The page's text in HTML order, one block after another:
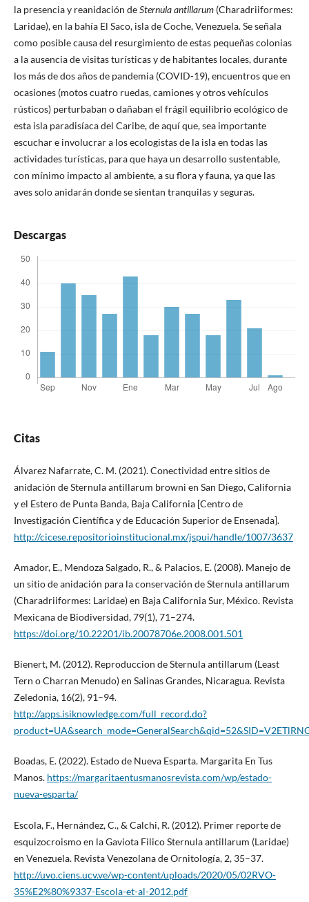
la presencia y reanidación deSternula antillarum(Charadriiformes:
Laridae), en la bahía El Saco, isla de Coche, Venezuela. Se señala
como posible causa del resurgimiento de estas pequeñas colonias
a la ausencia de visitas turísticas y de habitantes locales, durante
los más de dos años de pandemia (COVID-19), encuentros que en
ocasiones (motos cuatro ruedas, camiones y otros vehículos
rústicos) perturbaban o dañaban el frágil equilibrio ecológico de
esta isla paradisíaca del Caribe, de aquí que, sea importante
escuchar e involucrar a los ecologistas de la isla en todas las
actividades turísticas, para que haya un desarrollo sustentable,
con mínimo impacto al ambiente, a su flora y fauna, ya que las
aves solo anidarán donde se sientan tranquilas y seguras.
Descargas
Citas
Álvarez Nafarrate, C. M. (2021). Conectividad entre sitios de
anidación de Sternula antillarum browni en San Diego, California
y el Estero de Punta Banda, Baja California [Centro de
Investigación Científica y de Educación Superior de Ensenada].
http://cicese.repositorioinstitucional.mx/jspui/handle/1007/3637
Amador, E., Mendoza Salgado, R., & Palacios, E. (2008). Manejo de
un sitio de anidación para la conservación de Sternula antillarum
(Charadriiformes: Laridae) en Baja California Sur, México. Revista
Mexicana de Biodiversidad, 79(1), 71–274.
https://doi.org/10.22201/ib.20078706e.2008.001.501
Bienert, M. (2012). Reproduccion de Sternula antillarum (Least
Tern o Charran Menudo) en Salinas Grandes, Nicaragua. Revista
Zeledonia, 16(2), 91–94.
http://apps.isiknowledge.com/full_record.do?
Boadas, E. (2022). Estado de Nueva Esparta. Margarita En Tus
Manos. https://margaritaentusmanosrevista.com/wp/estado-
nueva-esparta/
Escola, F., Hernández, C., & Calchi, R. (2012). Primer reporte de
esquizocroismo en la Gaviota Filico Sternula antillarum (Laridae)
en Venezuela. Revista Venezolana de Ornitología, 2, 35–37.
http://uvo.ciens.ucv.ve/wp-content/uploads/2020/05/02RVO-
35%E2%80%9337-Escola-et-al-2012.pdf